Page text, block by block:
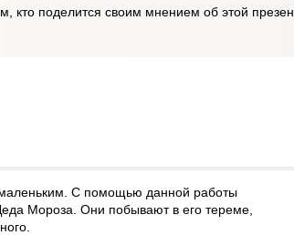
кто поделится своим мнением об этой
С помощью данной работы
Мороза. Они побывают в его тереме,